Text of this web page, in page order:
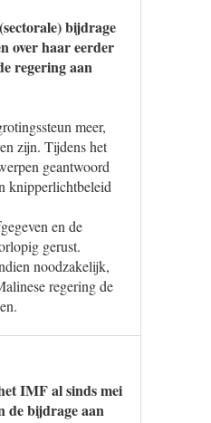
bijdrage
over haar eerder
regering aan
meer,
zijn. Tijdens het
geantwoord
knipperlichtbeleid
en de
gerust.
noodzakelijk,
regering de
IMF al sinds mei
de bijdrage aan